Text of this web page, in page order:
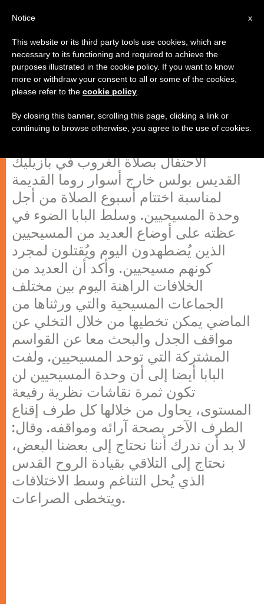
البابا فرنسيس يختتم أسبوع الصلاة
من أجل وحدة المسيحيين
الاحتفال بصلاة الغروب في بازيليك
القديس بولس خارج أسوار روما القديمة
لمناسبة اختتام أسبوع الصلاة من أجل
وحدة المسيحيين. وسلط البابا الضوء في
عظته على أوضاع العديد من المسيحيين
الذين يُضطهدون اليوم ويُقتلون لمجرد
كونهم مسيحيين. وأكد أن العديد من
الخلافات الراهنة اليوم بين مختلف
الجماعات المسيحية والتي ورثناها من
الماضي يمكن تخطيها من خلال التخلي عن
مواقف الجدل والبحث معا عن القواسم
المشتركة التي توحد المسيحيين. ولفت
البابا أيضا إلى أن وحدة المسيحيين لن
تكون ثمرة نقاشات نظرية رفيعة
المستوى، يحاول من خلالها كل طرف إقناع
الطرف الآخر بصحة آرائه ومواقفه. وقال:
لا بد أن ندرك أننا نحتاج إلى بعضنا البعض،
نحتاج إلى التلاقي بقيادة الروح القدس
الذي يُحل التناغم وسط الاختلافات
ويتخطى الصراعات.
x
Notice
This website or its third party tools use cookies, which are
necessary to its functioning and required to achieve the
purposes illustrated in the cookie policy. If you want to know
more or withdraw your consent to all or some of the cookies,
please refer to the cookie policy
By closing this banner, scrolling this page, clicking a link or
continuing to browse otherwise, you agree to the use of cookies.